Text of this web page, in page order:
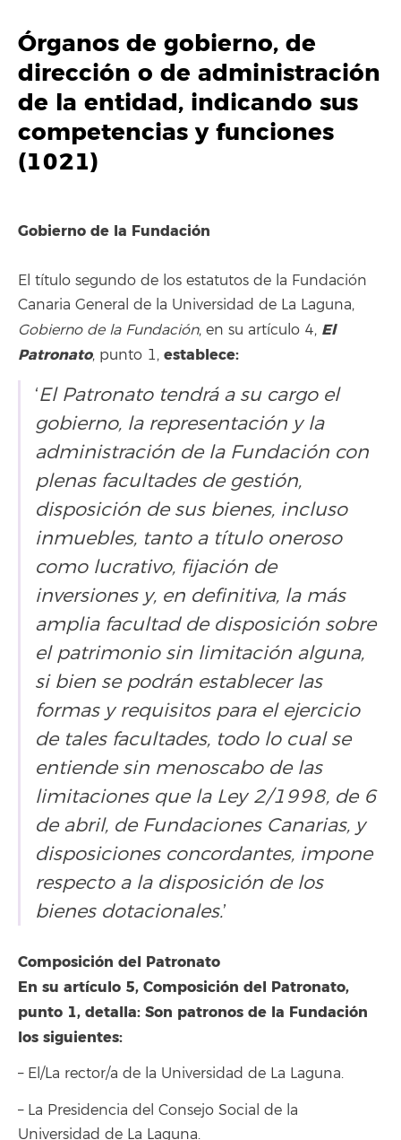
Órganos de gobierno, de
dirección o de administración
de la entidad, indicando sus
competencias y funciones
(1021)
Gobierno de la Fundación
El título segundo de los estatutos de la Fundación
Canaria General de la Universidad de La Laguna,
Gobierno de la Fundación, en su artículo 4, El
Patronato, punto 1, establece:
‘El Patronato tendrá a su cargo el
gobierno, la representación y la
administración de la Fundación con
plenas facultades de gestión,
disposición de sus bienes, incluso
inmuebles, tanto a título oneroso
como lucrativo, fijación de
inversiones y, en definitiva, la más
amplia facultad de disposición sobre
el patrimonio sin limitación alguna,
si bien se podrán establecer las
formas y requisitos para el ejercicio
de tales facultades, todo lo cual se
entiende sin menoscabo de las
limitaciones que la Ley 2/1998, de 6
de abril, de Fundaciones Canarias, y
disposiciones concordantes, impone
respecto a la disposición de los
bienes dotacionales.’
Composición del Patronato
En su artículo 5, Composición del Patronato,
punto 1, detalla: Son patronos de la Fundación
los siguientes:
– El/La rector/a de la Universidad de La Laguna.
– La Presidencia del Consejo Social de la
Universidad de La Laguna.